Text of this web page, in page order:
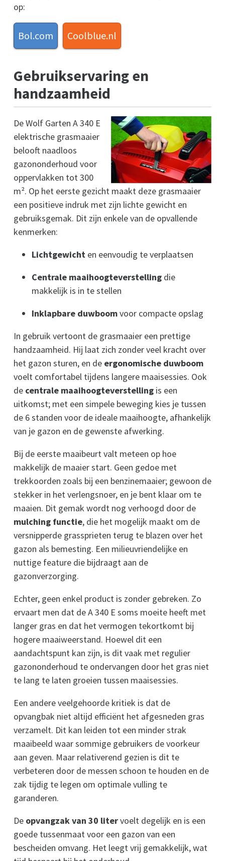
op:
Bol.com Coolblue.nl
Gebruikservaring en
handzaamheid
De Wolf Garten A 340 E
elektrische grasmaaier
belooft naadloos
gazononderhoud voor
oppervlakken tot 300
m². Op het eerste gezicht maakt deze grasmaaier
een positieve indruk met zijn lichte gewicht en
gebruiksgemak. Dit zijn enkele van de opvallende
kenmerken:
Lichtgewicht en eenvoudig te verplaatsen
Centrale maaihoogteverstelling die
makkelijk is in te stellen
Inklapbare duwboomvoor compacte opslag
In gebruik vertoont de grasmaaier een prettige
handzaamheid. Hij laat zich zonder veel kracht over
het gazon sturen, en de ergonomische duwboom
voelt comfortabel tijdens langere maaisessies. Ook
de centrale maaihoogteverstelling is een
uitkomst; met een simpele beweging kies je tussen
de 6 standen voor de ideale maaihoogte, afhankelijk
van je gazon en de gewenste afwerking.
Bij de eerste maaibeurt valt meteen op hoe
makkelijk de maaier start. Geen gedoe met
trekkoorden zoals bij een benzinemaaier; gewoon de
stekker in het verlengsnoer, en je bent klaar om te
maaien. Dit gemak wordt nog verhoogd door de
mulching functie, die het mogelijk maakt om de
versnipperde grassprieten terug te blazen over het
gazon als bemesting. Een milieuvriendelijke en
nuttige feature die bijdraagt aan de
gazonverzorging.
Echter, geen enkel product is zonder gebreken. Zo
ervaart men dat de A 340 E soms moeite heeft met
langer gras en dat het vermogen tekortkomt bij
hogere maaiweerstand. Hoewel dit een
aandachtspunt kan zijn, is dit vaak met regulier
gazononderhoud te ondervangen door het gras niet
te lang te laten groeien tussen maaisessies.
Een andere veelgehoorde kritiek is dat de
opvangbak niet altijd efficiënt het afgesneden gras
verzamelt. Dit kan leiden tot een minder strak
maaibeeld waar sommige gebruikers de voorkeur
aan geven. Maar relativerend gezien is dit te
verbeteren door de messen schoon te houden en de
zak tijdig te legen om optimale vulling te
garanderen.
De opvangzak van 30 litervoelt degelijk en is een
goede tussenmaat voor een gazon van een
bescheiden omvang. Het leegt vrij gemakkelijk, wat